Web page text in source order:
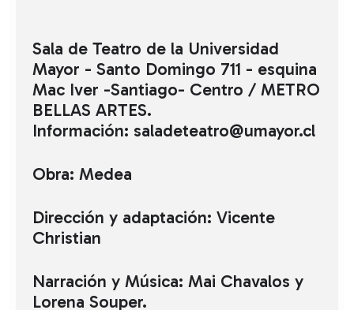
Sala de Teatro de la Universidad
Mayor - Santo Domingo 711 - esquina
Mac Iver -Santiago- Centro / METRO
BELLAS ARTES.
Información: saladeteatro@umayor.cl
Obra: Medea
Dirección y adaptación: Vicente
Christian
Narración y Música: Mai Chavalos y
Lorena Souper.